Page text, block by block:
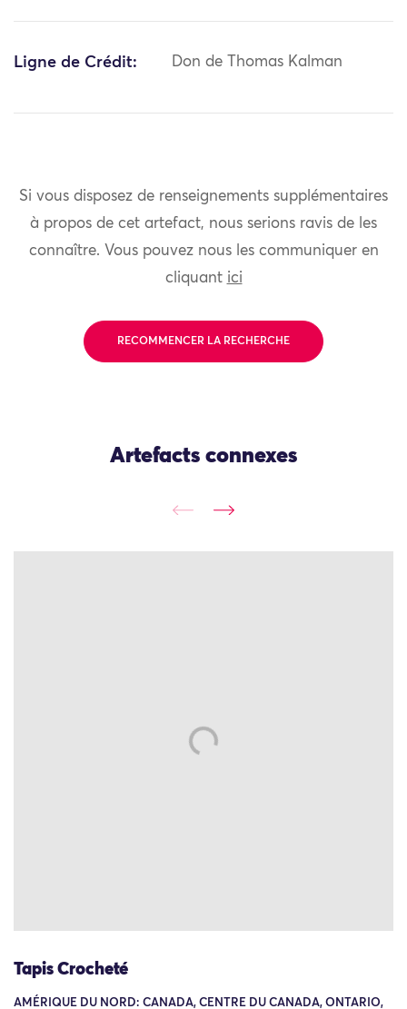
Ligne de Crédit: Don de Thomas Kalman
Si vous disposez de renseignements supplémentaires
à propos de cet artefact, nous serions ravis de les
connaître. Vous pouvez nous les communiquer en
cliquant ici
RECOMMENCER LA RECHERCHE
Artefacts connexes
Tapis Crocheté
AMÉRIQUE DU NORD: CANADA, CENTRE DU CANADA, ONTARIO,